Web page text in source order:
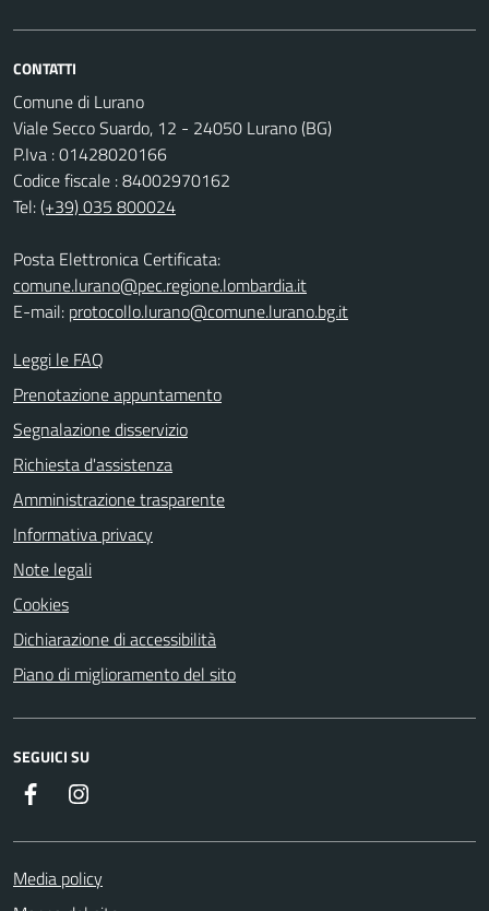
CONTATTI
Comune di Lurano
Viale Secco Suardo, 12 - 24050 Lurano (BG)
P.Iva : 01428020166
Codice fiscale : 84002970162
Tel:(+39) 035 800024
Posta Elettronica Certificata:
comune.lurano@pec.regione.lombardia.it
E-mail: protocollo.lurano@comune.lurano.bg.it
Leggi le FAQ
Prenotazione appuntamento
Segnalazione disservizio
Richiesta d'assistenza
Amministrazione trasparente
Informativa privacy
Note legali
Cookies
Dichiarazione di accessibilità
Piano di miglioramento del sito
SEGUICI SU
Facebook
Media policy